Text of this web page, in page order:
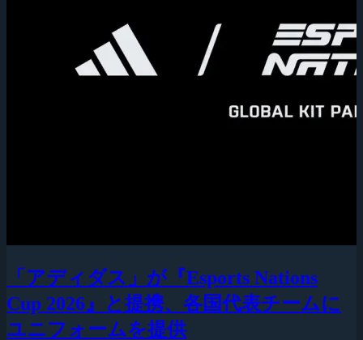
「アディダス」が『Esports Nations
Cup 2026』と提携、各国代表チームに
ユニフォームを提供